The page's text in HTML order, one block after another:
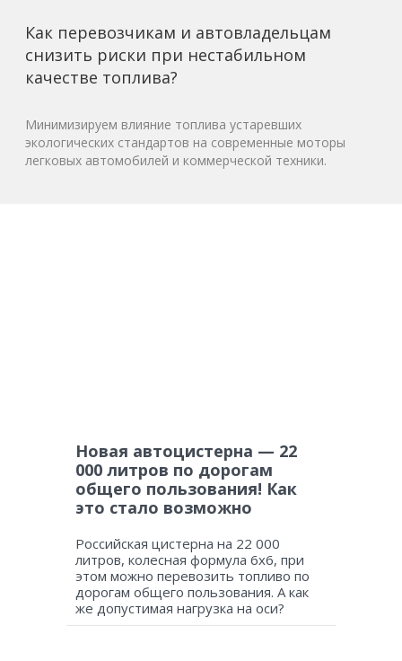
Как перевозчикам и автовладельцам
снизить риски при нестабильном
качестве топлива?
Минимизируем влияние топлива устаревших
экологических стандартов на современные моторы
легковых автомобилей и коммерческой техники.
Новая автоцистерна — 22
000 литров по дорогам
общего пользования! Как
это стало возможно
Российская цистерна на 22 000
литров, колесная формула 6х6, при
этом можно перевозить топливо по
дорогам общего пользования. А как
же допустимая нагрузка на оси?